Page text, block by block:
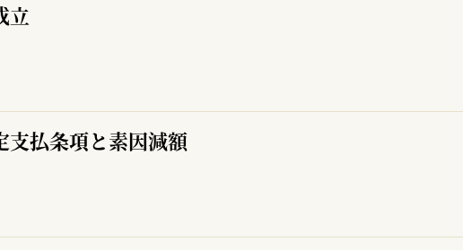
立
支払条項と素因減額